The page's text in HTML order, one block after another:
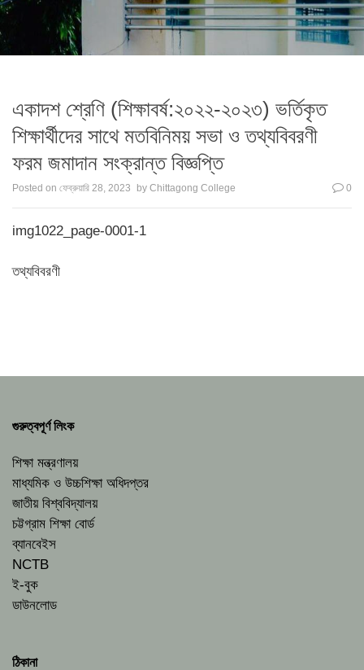
একাদশ শ্রেণি (শিক্ষাবর্ষ:২০২২-২০২৩) ভর্তিকৃত
শিক্ষার্থীদের সাথে মতবিনিময় সভা ও তথ্যবিবরণী
ফরম জমাদান সংক্রান্ত বিজ্ঞপ্তি
Posted on ফেব্রুয়ারি 28, 2023 by Chittagong College 0
img1022_page-0001-1
তথ্যবিবরণী
গুরুত্বপূর্ণ লিংক
শিক্ষা মন্ত্রণালয়
মাধ্যমিক ও উচ্চশিক্ষা অধিদপ্তর
জাতীয় বিশ্ববিদ্যালয়
চট্টগ্রাম শিক্ষা বোর্ড
ব্যানবেইস
NCTB
ই-বুক
ডাউনলোড
ঠিকানা